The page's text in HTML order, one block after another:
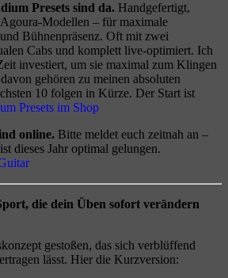
Presets sind da. Handgefertigt,
Modellen – für maximale
Bühnenpräsenz. Oft mit zwei
Cabs und komplett live-optimiert. Ich
investiert, um sie maximal zum Klingen
gehören zu meinen absoluten
10 folgen in Kürze. Der Start ist
Presets im Shop
online. Bitte meldet euch zeitnah an –
dieses Jahr optimal gelungen.
die dein Üben sofort verändern
gestoßen, das sich verblüffend
lässt. Hier die Kurzversion: